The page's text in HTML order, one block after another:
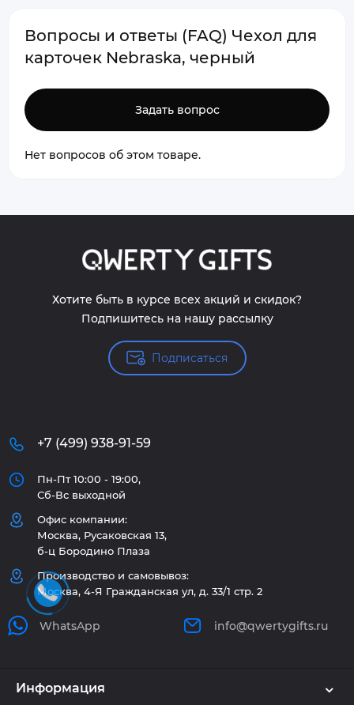
Вопросы и ответы (FAQ) Чехол для
карточек Nebraska, черный
Задать вопрос
Нет вопросов об этом товаре.
Хотите быть в курсе всех акций и скидок?
Подпишитесь на нашу рассылку
Подписаться
+7 (499) 938-91-59
Пн-Пт 10:00 - 19:00,
Сб-Вс выходной
Офис компании:
Москва, Русаковская 13,
б-ц Бородино Плаза
Производство и самовывоз:
Москва, 4-Я Гражданская ул, д. 33/1 стр. 2
WhatsApp info@qwertygifts.ru
Информация